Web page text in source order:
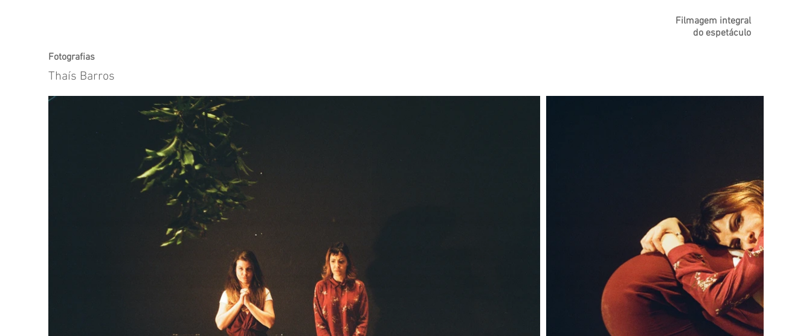
Filmagem integral
do espetáculo
Fotografias
Thaís Barros